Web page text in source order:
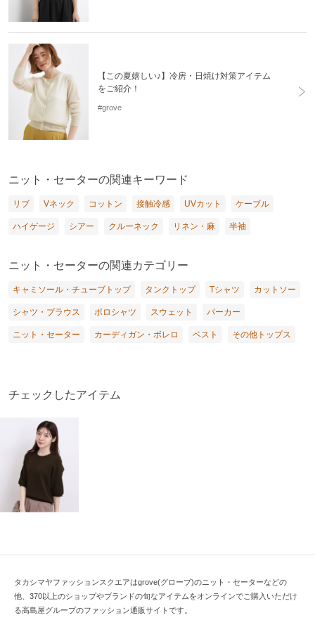
【この夏嬉しい♪】冷房・日焼け対策アイテム
をご紹介！
#grove
ニット・セーターの関連キーワード
リブ Vネック コットン 接触冷感 UVカット ケーブル
ハイゲージ シアー クルーネック リネン・麻 半袖
ニット・セーターの関連カテゴリー
キャミソール・チューブトップ タンクトップ Tシャツ カットソー
シャツ・ブラウス ポロシャツ スウェット パーカー
ニット・セーター カーディガン・ボレロ ベスト その他トップス
チェックしたアイテム
タカシマヤファッションスクエアはgrove(グローブ)のニット・セーターなどの
他、370以上のショップやブランドの旬なアイテムをオンラインでご購入いただけ
る高島屋グループのファッション通販サイトです。